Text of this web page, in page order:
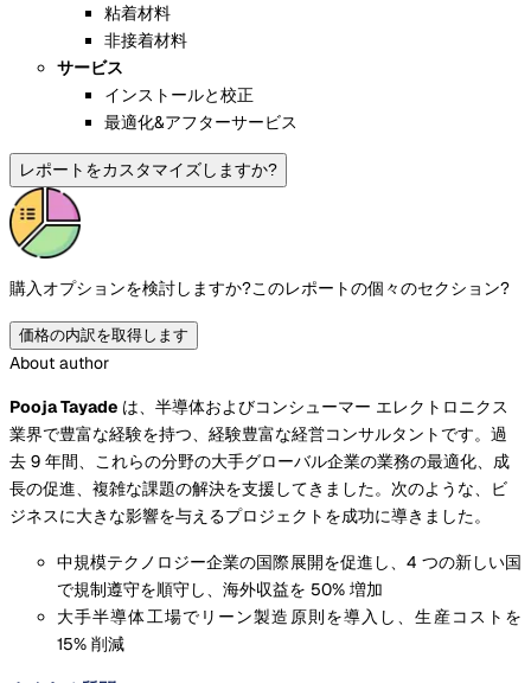
粘着材料
非接着材料
サービス
インストールと校正
最適化&アフターサービス
レポートをカスタマイズしますか?
購入オプションを検討しますか?このレポートの個々のセクション?
価格の内訳を取得します
About author
Pooja Tayade は、半導体およびコンシューマー エレクトロニクス
業界で豊富な経験を持つ、経験豊富な経営コンサルタントです。過
去 9 年間、これらの分野の大手グローバル企業の業務の最適化、成
長の促進、複雑な課題の解決を支援してきました。次のような、ビ
ジネスに大きな影響を与えるプロジェクトを成功に導きました。
中規模テクノロジー企業の国際展開を促進し、4 つの新しい国
で規制遵守を順守し、海外収益を 50% 増加
大手半導体工場でリーン製造原則を導入し、生産コストを
15% 削減